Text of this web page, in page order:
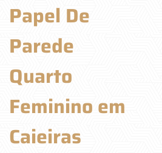
Papel De
Parede
Quarto
Feminino em
Caieiras